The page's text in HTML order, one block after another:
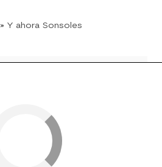
» Y ahora Sonsoles